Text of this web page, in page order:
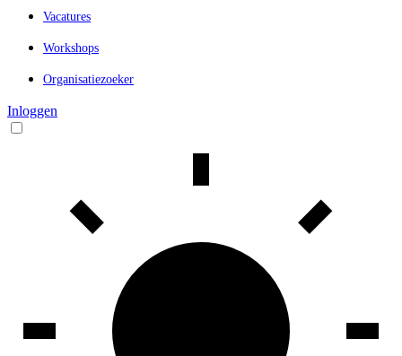
Vacatures
Workshops
Organisatiezoeker
Inloggen